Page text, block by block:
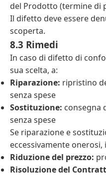
del Prodotto (termine di
Il difetto deve essere
scoperta.
8.3 Rimedi
In caso di difetto di
sua scelta, a:
Riparazione: ripristino
senza spese
Sostituzione: consegna
senza spese
Se riparazione e
eccessivamente
Riduzione del prezzo:
Risoluzione del